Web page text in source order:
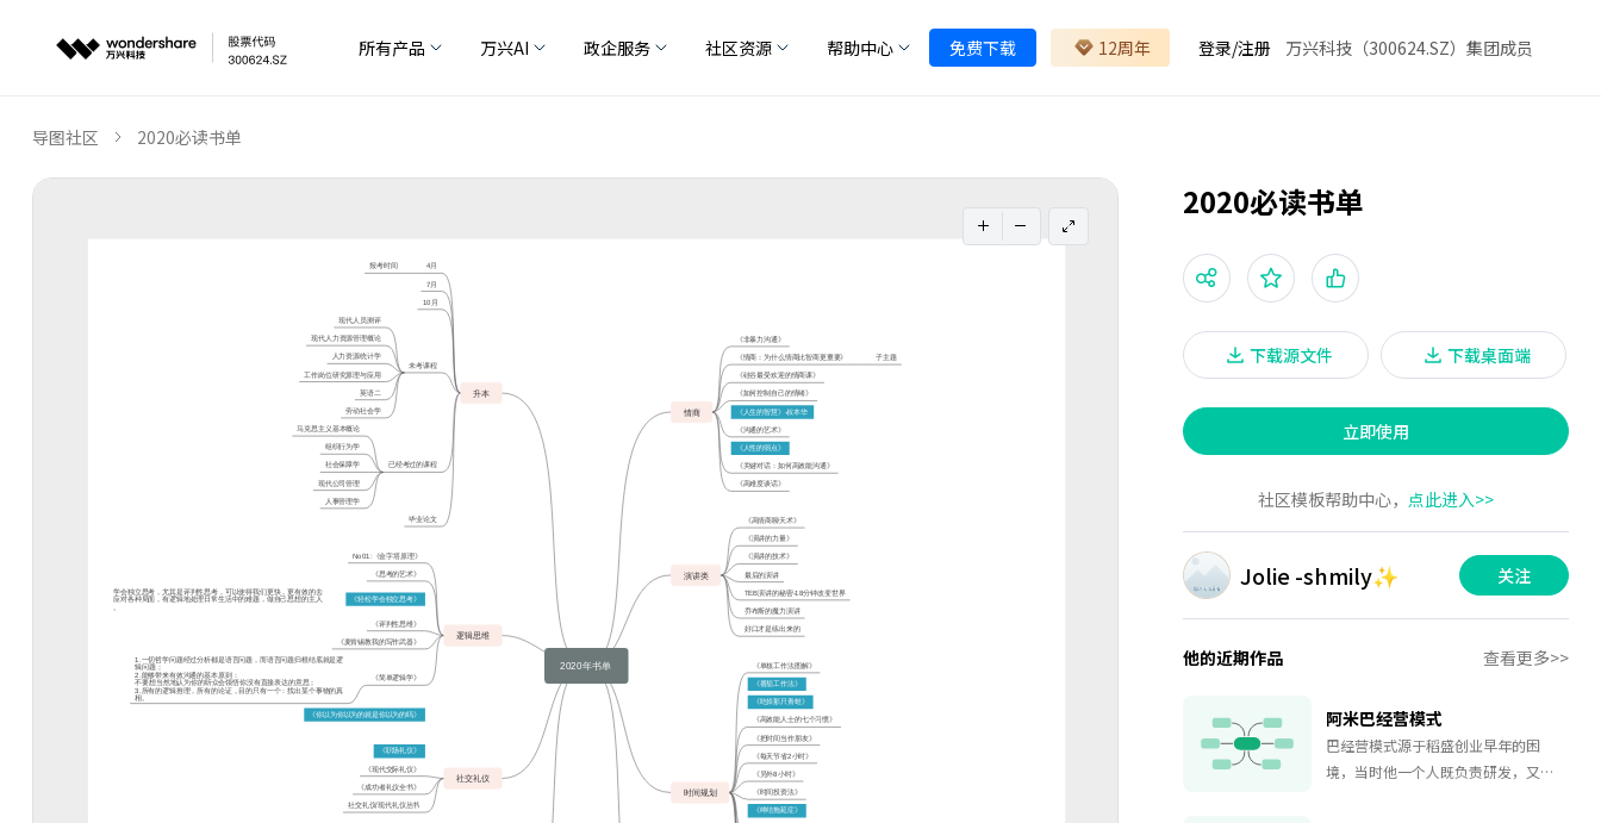
所有产品 万兴AI 政企服务 社区资源 帮助中心 免费下载 12周年 登录/注册 万兴科技（300624.SZ）集团成员
导图社区 2020必读书单
2020必读书单
下载源文件 下载桌面端
立即使用
社区模板帮助中心， 点此进入>>
Jolie -shmily✨ 关注
他的近期作品 查看更多>>
阿米巴经营模式
巴经营模式源于稻盛创业早年的困
境，当时他一个人既负责研发，又负